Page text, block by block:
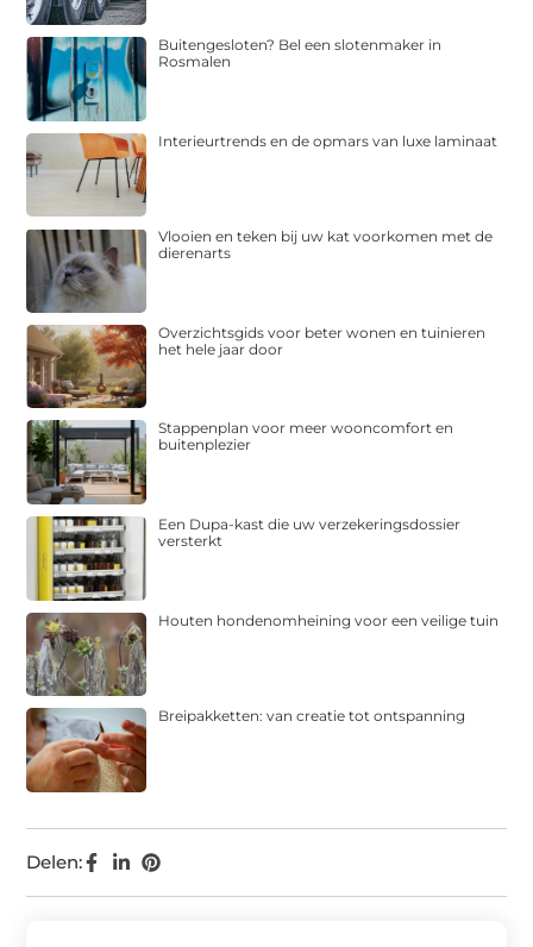
Delen:
Buitengesloten? Bel een slotenmaker in
Rosmalen
Interieurtrends en de opmars van luxe laminaat
Vlooien en teken bij uw kat voorkomen met de
dierenarts
Overzichtsgids voor beter wonen en tuinieren
het hele jaar door
Stappenplan voor meer wooncomfort en
buitenplezier
Een Dupa-kast die uw verzekeringsdossier
versterkt
Houten hondenomheining voor een veilige tuin
Breipakketten: van creatie tot ontspanning